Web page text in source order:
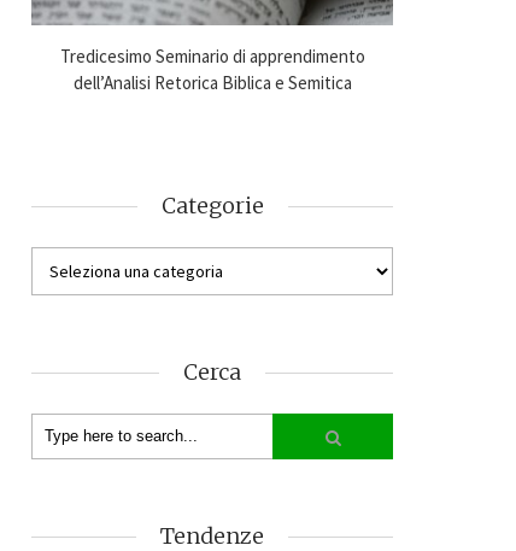
Tredicesimo Seminario di apprendimento
dell’Analisi Retorica Biblica e Semitica
Categorie
Cerca
Tendenze